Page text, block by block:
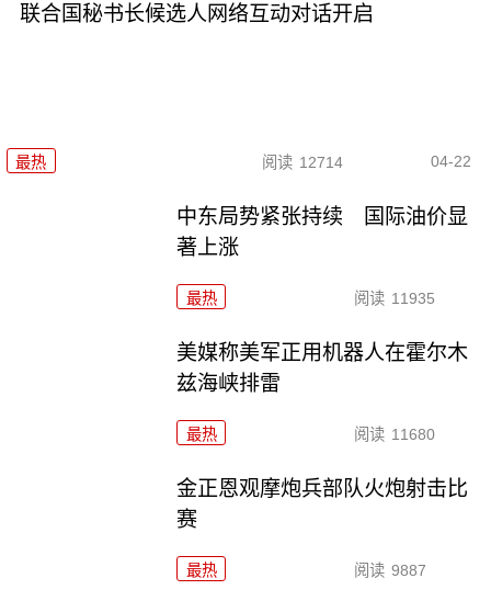
联合国秘书长候选人网络互动对话开启
最热 阅读 12714 04-22
中东局势紧张持续 国际油价显
著上涨
最热 阅读 11935
美媒称美军正用机器人在霍尔木
兹海峡排雷
最热 阅读 11680
金正恩观摩炮兵部队火炮射击比
赛
最热 阅读 9887